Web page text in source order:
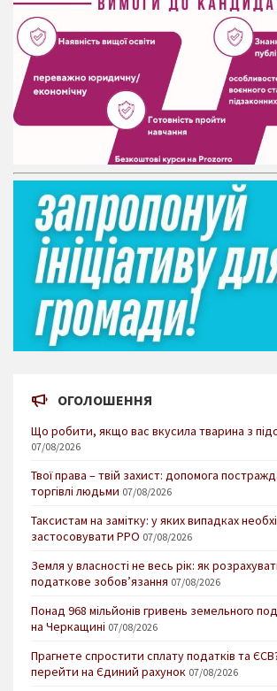
ОГОЛОШЕННЯ
Що робити, якщо вас вкусила тварина з
07/08/2026
Твої права – твій захист: допомога
торгівлі людьми 07/08/2026
Таксистам на замітку: у яких випадках
застосовувати РРО 07/08/2026
Земля у власності не весь рік: як
податкове зобов’язання 07/08/2026
Понад 968 мільйонів гривень земельного
на Черкащині 07/08/2026
Прагнете спростити сплату податків та
перейти на Єдиний рахунок 07/08/2026